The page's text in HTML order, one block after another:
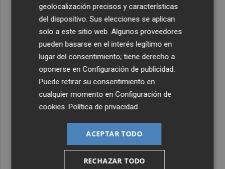
Estos son los estrenos que abren la cartelera en agosto:
de la comedia 'El último mono' a una nueva entrega de
'La Patrulla Canina'
geolocalización precisos y características
del dispositivo. Sus elecciones se aplican
solo a este sitio web. Algunos proveedores
pueden basarse en el interés legítimo en
lugar del consentimiento; tiene derecho a
oponerse enConfiguración de publicidad.
Puede retirar su consentimiento en
cualquier momento enConfiguración de
cookies.Política de privacidad
ACEPTAR TODO
RECHAZAR TODO